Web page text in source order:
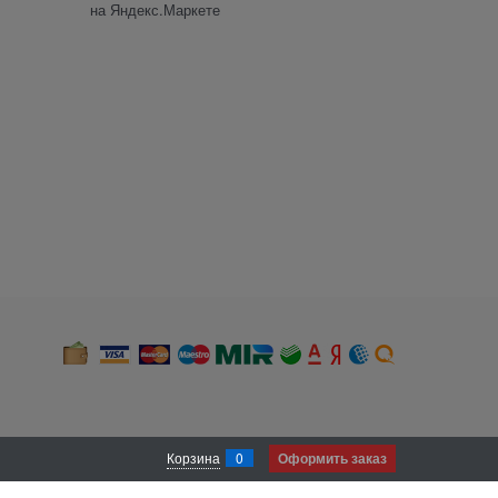
Корзина 0 Оформить заказ